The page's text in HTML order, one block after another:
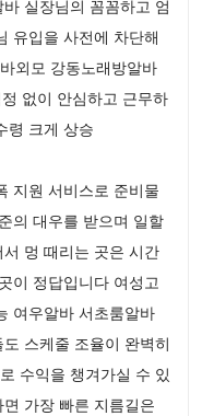
실장님의 꼼꼼하고 엄
유입을 사전에 차단해
외모 강동노래방알바
없이 안심하고 근무하
령 크게 상승
지원 서비스로 준비물
의 대우를 받으며 일할
멍 때리는 곳은 시간
이 정답입니다 여성고
여우알바 서초룸알바
스케줄 조율이 완벽히
수익을 챙겨가실 수 있
가장 빠른 지름길은